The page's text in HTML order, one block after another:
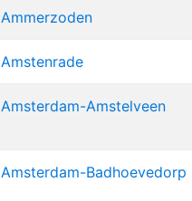
Ammerzoden
Amstenrade
Amsterdam-Amstelveen
Amsterdam-Badhoevedorp